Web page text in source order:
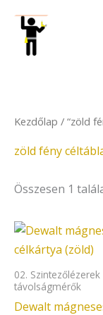
content
Kezdőlap / “zöld
zöld fény
Összesen 1
02. Szintezőlézerek
távolságmérők
Dewalt